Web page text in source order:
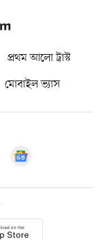
প্রথম আলো ট্রাস্ট
মোবাইল ভ্যাস